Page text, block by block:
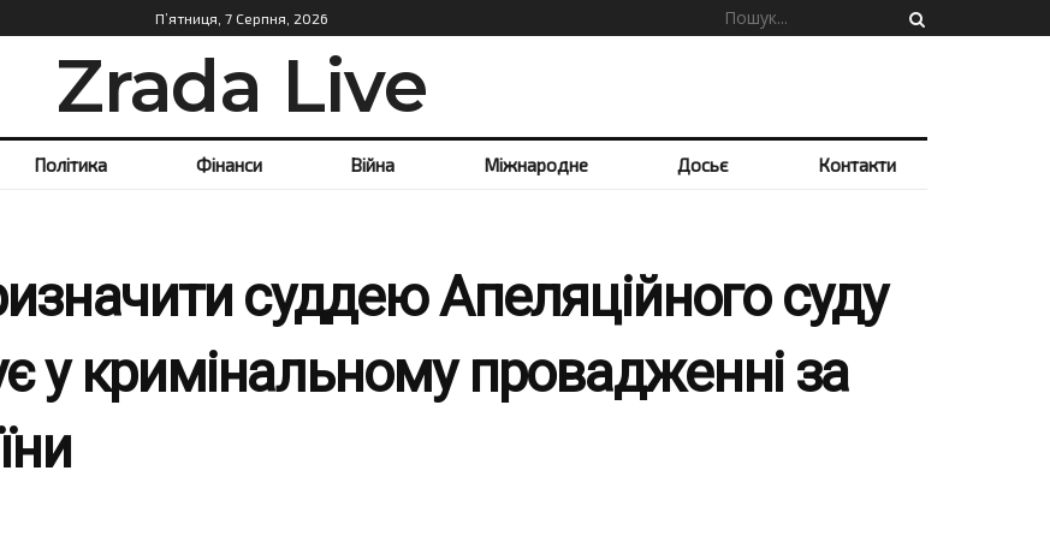
П’ятниця, 7 Серпня, 2026
Zrada Live
Політика Фінанси Війна Міжнародне Досьє Контакти
суддею Апеляційного суду
у кримінальному провадженні за